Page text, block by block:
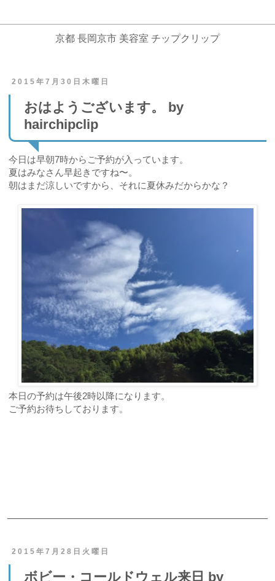
京都 長岡京市 美容室 チップクリップ
2015年7月30日木曜日
おはようございます。 by
hairchipclip
今日は早朝7時からご予約が入っています。
夏はみなさん早起きですね〜。
朝はまだ涼しいですから、それに夏休みだからかな？
本日の予約は午後2時以降になります。
ご予約お待ちしております。
2015年7月28日火曜日
ボビー・コールドウェル来日 by